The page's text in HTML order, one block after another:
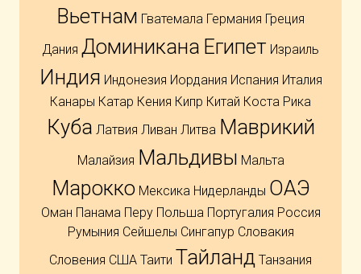
Вьетнам Гватемала Германия Греция
Дания Доминикана Египет Израиль
Индия Индонезия Иордания Испания Италия
Канары Катар Кения Кипр Китай Коста Рика
Куба Латвия Ливан Литва Маврикий
Малайзия Мальдивы Мальта
Марокко Мексика Нидерланды ОАЭ
Оман Панама Перу Польша Португалия Россия
Румыния Сейшелы Сингапур Словакия
Словения США Таити Тайланд Танзания